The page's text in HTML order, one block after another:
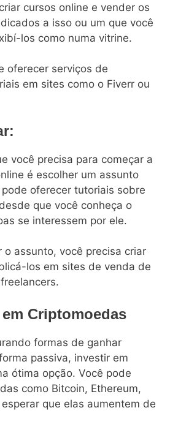
cursos online e vender os
a isso ou um que você
los como numa vitrine.
oferecer serviços de
em sites como o Fiverr ou
você precisa para começar a
é escolher um assunto
oferecer tutoriais sobre
que você conheça o
se interessem por ele.
o assunto, você precisa criar
los em sites de venda de
Criptomoedas
formas de ganhar
passiva, investir em
ótima opção. Você pode
como Bitcoin, Ethereum,
que elas aumentem de